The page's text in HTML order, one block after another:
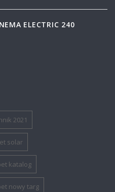
ELECTRIC 240
2021
solar
katalog
nowy targ